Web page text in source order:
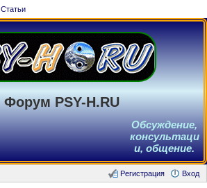
Статьи
Форум PSY-H.RU
Обсуждение,
консультаци
и, общение.
Вход
Регистрация